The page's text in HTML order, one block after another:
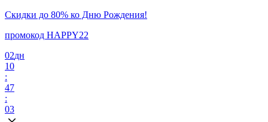
Скидки до 80% ко Дню Рождения!
промокод HAPPY22
02дн
10
:
47
:
03